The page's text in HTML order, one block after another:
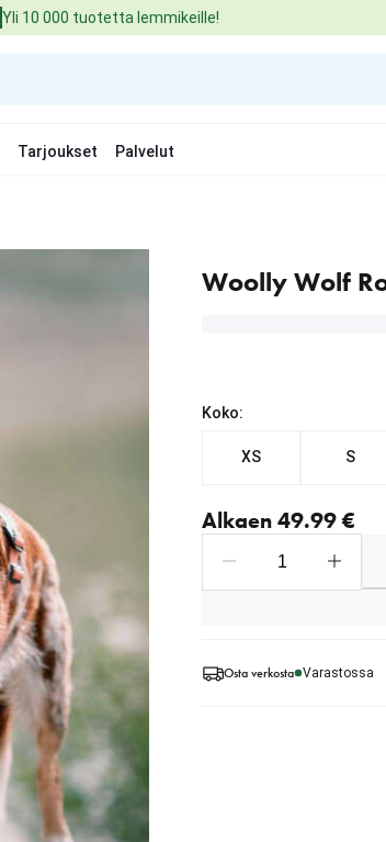
Yli 10 000 tuotetta lemmikeille!
Tarjoukset Palvelut
Woolly Wolf
Koko:
XS S
Alkaen 49.99 €
Osta verkosta Varastossa